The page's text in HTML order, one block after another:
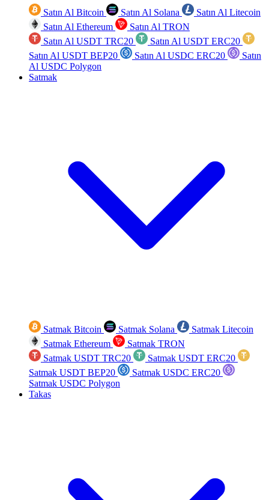
Satın Al Bitcoin Satın Al Solana
Satın Al Litecoin
Satın Al Ethereum
Satın Al TRON
Satın Al USDT TRC20
Satın Al USDT ERC20
Satın Al USDT BEP20
Satın Al USDC ERC20
Satın
Al USDC Polygon
Satmak
Satmak Bitcoin Satmak Solana
Satmak Litecoin
Satmak Ethereum
Satmak TRON
Satmak USDT TRC20
Satmak USDT ERC20
Satmak USDT BEP20
Satmak USDC ERC20
Satmak USDC Polygon
Takas